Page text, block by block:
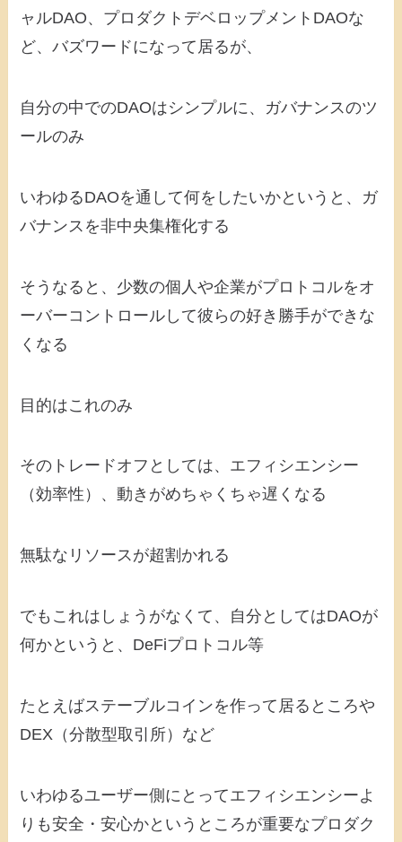
ャルDAO、プロダクトデベロップメントDAOな
ど、バズワードになって居るが、
自分の中でのDAOはシンプルに、ガバナンスのツ
ールのみ
いわゆるDAOを通して何をしたいかというと、ガ
バナンスを非中央集権化する
そうなると、少数の個人や企業がプロトコルをオ
ーバーコントロールして彼らの好き勝手ができな
くなる
目的はこれのみ
そのトレードオフとしては、エフィシエンシー
（効率性）、動きがめちゃくちゃ遅くなる
無駄なリソースが超割かれる
でもこれはしょうがなくて、自分としてはDAOが
何かというと、DeFiプロトコル等
たとえばステーブルコインを作って居るところや
DEX（分散型取引所）など
いわゆるユーザー側にとってエフィシエンシーよ
りも安全・安心かというところが重要なプロダク